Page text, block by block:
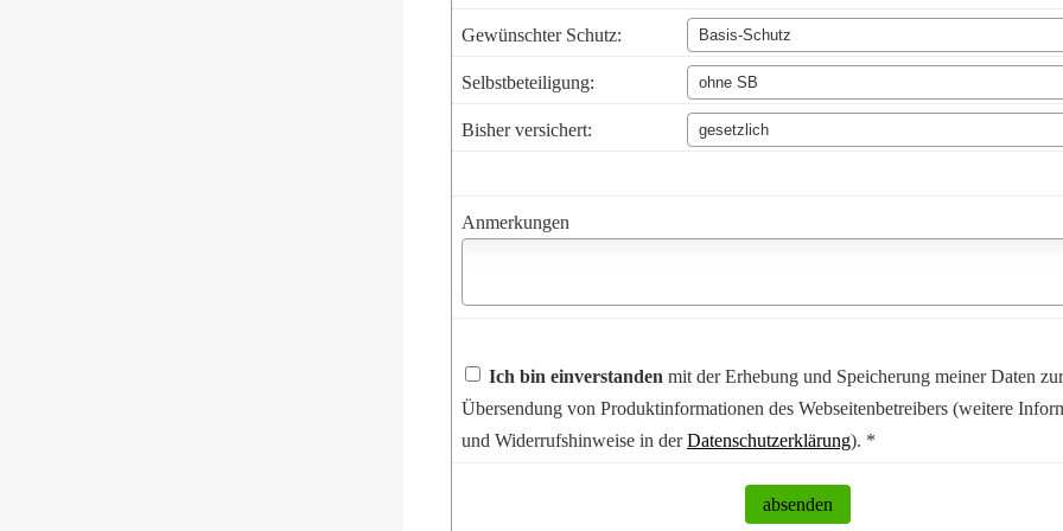
Gewünschter Schutz:
Selbstbeteiligung:
Bisher versichert:
Anmerkungen
Ich bin einverstanden mit der Erhebung und Speicherung meiner Daten zur
Übersendung von Produktinformationen des Webseitenbetreibers (weitere
und Widerrufshinweise in derDatenschutzerklärung). *
absenden